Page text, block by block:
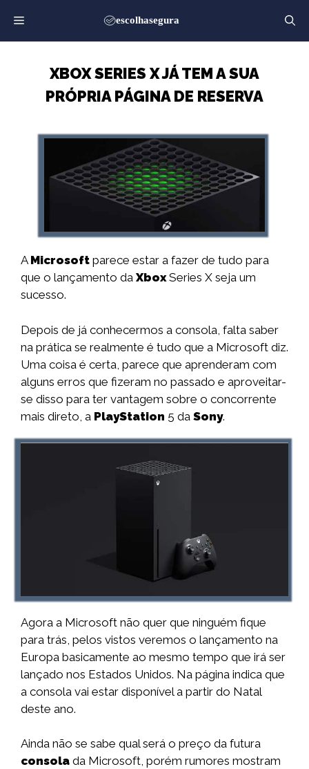
para
o
XBOX SERIES X JÁ TEM A SUA
PRÓPRIA PÁGINA DE RESERVA
A Microsoft parece estar a fazer de tudo para
que o lançamento da XboxSeries X seja um
sucesso.
Depois de já conhecermos a consola, falta saber
na prática se realmente é tudo que a Microsoft diz.
Uma coisa é certa, parece que aprenderam com
alguns erros que fizeram no passado e aproveitar-
se disso para ter vantagem sobre o concorrente
mais direto, a PlayStation 5 da Sony.
Agora a Microsoft não quer que ninguém fique
para trás, pelos vistos veremos o lançamento na
Europa basicamente ao mesmo tempo que irá ser
lançado nos Estados Unidos. Na página indica que
a consola vai estar disponível a partir do Natal
deste ano.
Ainda não se sabe qual será o preço da futura
consola da Microsoft, porém rumores mostram